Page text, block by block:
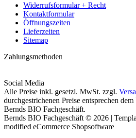
Widerrufsformular + Recht
Kontaktformular
Öffnungszeiten
Lieferzeiten
Sitemap
Zahlungsmethoden
Social Media
Alle Preise inkl. gesetzl. MwSt. zzgl.
durchgestrichenen Preise entsprechen
Bernds BIO Fachgeschäft.
Bernds BIO Fachgeschäft © 2026 |
modified eCommerce Shopsoftware